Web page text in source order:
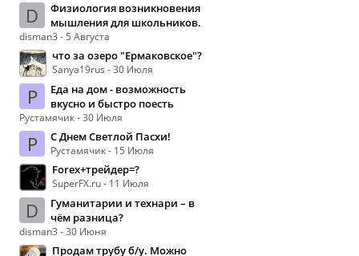
D
Физиология возникновения
мышления для школьников.
disman3 - 5 Августа
что за озеро "Ермаковское"?
Sanya19rus - 30 Июля
Р
Еда на дом - возможность
вкусно и быстро поесть
Рустамячик - 30 Июля
Р С Днем Светлой Пасхи!
Рустамячик - 15 Июля
Forex+трейдер=?
SuperFX.ru - 11 Июля
D
Гуманитарии и технари – в
чём разница?
disman3 - 30 Июня
Продам трубу б/у. Можно